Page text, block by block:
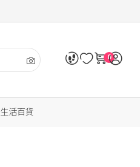
0
生活百貨